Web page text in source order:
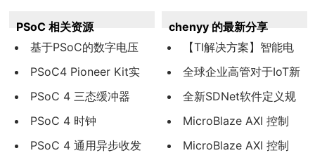
PSoC 相关资源
基于PSoC的数字电压
表设计PSoC4 Pioneer Kit实
现的PWM算法
PSoC 4 三态缓冲器
PSoC 4 时钟
PSoC 4 通用异步收发
chenyy 的最新分享
【TI解决方案】智能电
表：采用LM5017实现1‰
纹波输出
全球企业高管对于IoT新
机遇的深入观察:一场正在
加速的宁静变革
全新SDNet软件定义规
范环境——实现业界首
款“软”定义网络解决方案
MicroBlaze AXI 控制
LED参考例程
MicroBlaze AXI 控制